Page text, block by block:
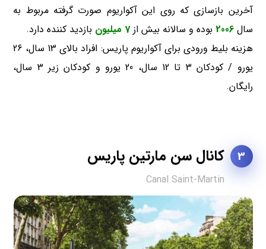
آخرین بازسازی که روی این آکواریوم صورت گرفته مربوط به
سال2006 بوده و سالانه بیش از7 میلیون
بازدید کننده دارد.
هزینه بلیط ورودی برای آکواریوم پاریس: افراد بالای 13 سال، 26
یورو / کودکان 3 تا 12 سال، 20 یورو و کودکان زیر 3 سال،
رایگان.
3 کانال سن مارتین پاریس
Canal Saint-Martin